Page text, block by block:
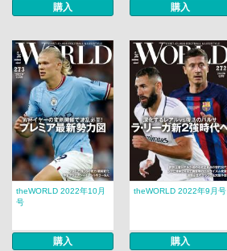
購入 購入
theWORLD 2022年10月
号
購入
theWORLD 2022年9月号
購入